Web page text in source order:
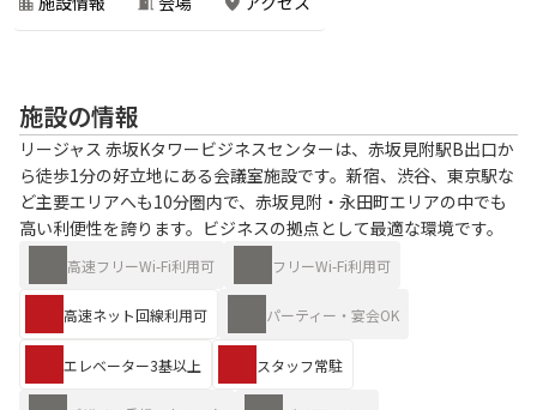
施設の情報
リージャス 赤坂Kタワービジネスセンターは、赤坂見附駅B出口か
ら徒歩1分の好立地にある会議室施設です。新宿、渋谷、東京駅な
ど主要エリアへも10分圏内で、赤坂見附・永田町エリアの中でも
高い利便性を誇ります。ビジネスの拠点として最適な環境です。
高速フリーWi-Fi利用可 フリーWi-Fi利用可
高速ネット回線利用可 パーティー・宴会OK
エレベーター3基以上 スタッフ常駐